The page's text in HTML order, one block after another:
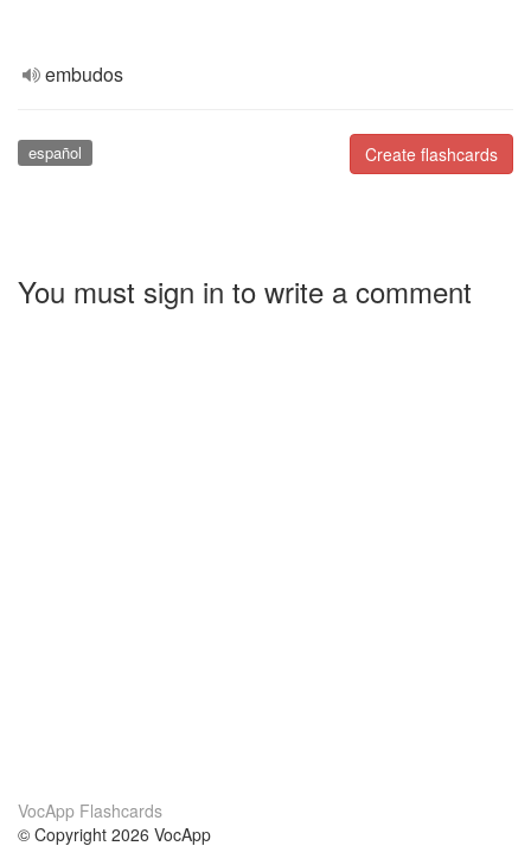
embudos
Create flashcards
español
You must sign in to write a comment
VocApp Flashcards
© Copyright 2026 VocApp